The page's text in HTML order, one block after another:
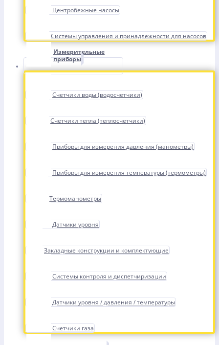
Центробежные насосы
Системы управления и принадлежности для насосов
Измерительные
приборы
Счетчики воды (водосчетчики)
Счетчики тепла (теплосчетчики)
Приборы для измерения давления (манометры)
Приборы для измерения температуры (термометры)
Термоманометры
Датчики уровня
Закладные конструкции и комплектующие
Системы контроля и диспетчиризации
Датчики уровня / давления / температуры
Счетчики газа